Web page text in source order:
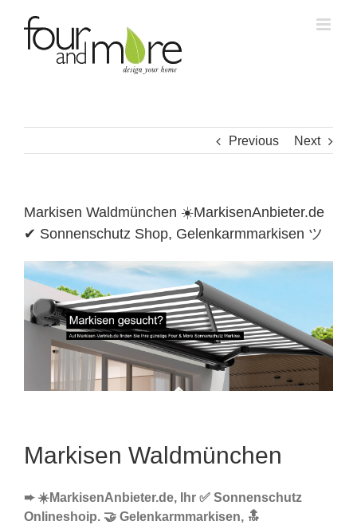
content
Previous Next
Markisen Waldmünchen ☀️MarkisenAnbieter.de
✔ Sonnenschutz Shop, Gelenkarmmarkisen ツ
Markisen Waldmünchen
➨ ☀️MarkisenAnbieter.de, Ihr ✅ Sonnenschutz
Onlineshoip. 🤝 Gelenkarmmarkisen, 🔝